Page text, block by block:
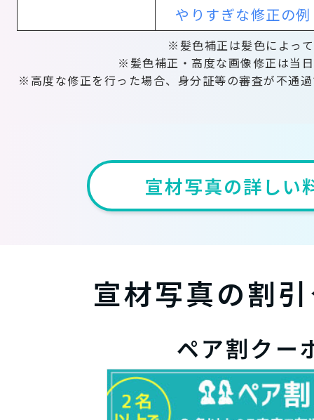
やりすぎな修正の例
※髪色補正は髪色によっ
※髪色補正・高度な画像修正は当日
※高度な修正を行った場合、身分証等の審査が不通
宣材写真の詳しい
宣材写真の割
ペア割クー